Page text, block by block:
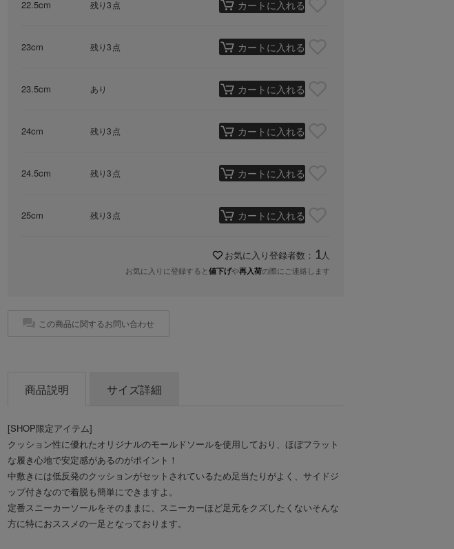
22.5cm 残り3点 カートに入れる
23cm 残り3点 カートに入れる
23.5cm あり カートに入れる
24cm 残り3点 カートに入れる
24.5cm 残り3点 カートに入れる
25cm 残り3点 カートに入れる
お気に入り登録者数： 1 人
お気に入りに登録すると値下げや再入荷の際にご連絡します
この商品に関するお問い合わせ
商品説明 サイズ詳細
[SHOP限定アイテム]
クッション性に優れたオリジナルのモールドソールを使用しており、ほぼフラット
な履き心地で安定感があるのがポイント！
中敷きには低反発のクッションがセットされているため足当たりがよく、サイドジ
ップ付きなので着脱も簡単にできますよ。
定番スニーカーソールをそのままに、スニーカーほど足元をクズしたくないそんな
方に特におススメの一足となっております。